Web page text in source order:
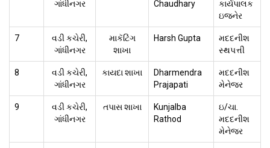
ગાંધીનગર
Chaudhary
કાર્યપાલક
ઇજનેર
7
વડી કચેરી,
ગાંધીનગર
માકૅટિંગ
શાખા
Harsh Gupta
મદદનીશ
સ્થપત્તી
8
વડી કચેરી,
ગાંધીનગર
કાયદા શાખા
Dharmendra
Prajapati
મદદનીશ
મેનેજર
9
વડી કચેરી,
ગાંધીનગર
તપાસ શાખા
Kunjalba
Rathod
ઇ/ચા.
મદદનીશ
મેનેજર